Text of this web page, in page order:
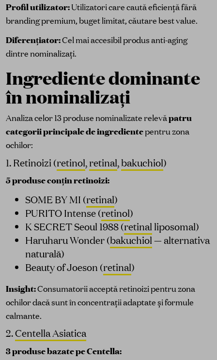
Profil utilizator:Utilizatori care caută eficiență fără
branding premium, buget limitat, căutare best value.
Diferențiator:Cel mai accesibil produs anti-aging
dintre nominalizați.
Ingrediente dominante
în nominalizați
Analiza celor 13 produse nominalizate relevăpatru
categorii principale de ingredientepentru zona
ochilor:
1. Retinoizi (retinol,retinal,bakuchiol)
5 produse conțin retinoizi:
SOME BY MI (retinal)
PURITO Intense (retinol)
K SECRET Seoul 1988 (retinalliposomal)
Haruharu Wonder (bakuchiol— alternativa
naturală)
Beauty of Joeson (retinal)
Insight:Consumatorii acceptă retinoizi pentru zona
ochilor dacă sunt în concentrații adaptate și formule
calmante.
2.Centella Asiatica
3 produse bazate pe Centella: